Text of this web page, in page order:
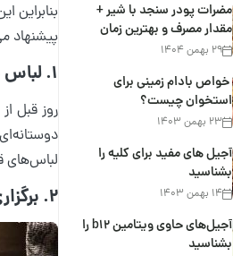
پیشنهاد
1. لباس با تم شب یلدا برای کارمندان
روز قبل
لباس‌های
2. برگزاری بازی های گروهی یلدایی
مضرات پودر سنجد با شیر +
مقدار مصرف و بهترین زمان
۲۹ بهمن ۱۴۰۴
خواص بادام زمینی برای
استخوان چیست؟
۲۳ بهمن ۱۴۰۳
آجیل های مفید برای کلیه را
بشناسید
۱۴ بهمن ۱۴۰۳
آجیل‌های حاوی ویتامین b12 را
بشناسید